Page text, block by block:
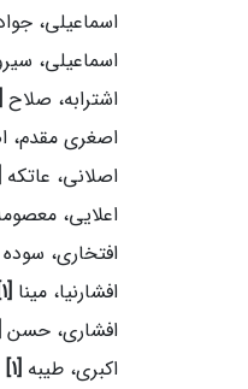
اسماعیلی،
اسماعیلی،
اشترابه، صلاح
اصغری مقدم،
اصلانی، عاتکه
اعلایی،
افتخاری، سوده
افشارنیا، مینا [1]
افشاری، حسن
اکبری، طیبه [1]